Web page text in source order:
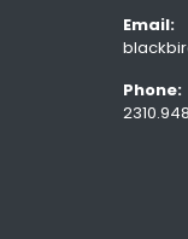
Email:
Phone: